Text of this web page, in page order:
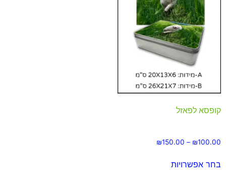
קופסא לפאזל
₪100.00
–
₪150.00
בחר אפשרויות